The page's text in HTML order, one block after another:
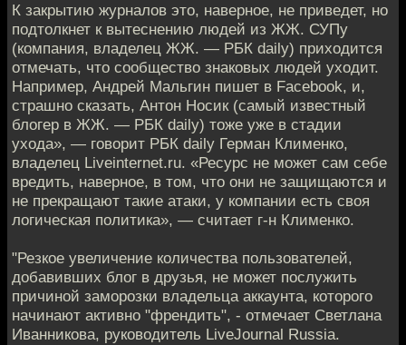
К закрытию журналов это, наверное, не приведет, но
подтолкнет к вытеснению людей из ЖЖ. СУПу
(компания, владелец ЖЖ. — РБК daily) приходится
отмечать, что сообщество знаковых людей уходит.
Например, Андрей Мальгин пишет в Facebook, и,
страшно сказать, Антон Носик (самый известный
блогер в ЖЖ. — РБК daily) тоже уже в стадии
ухода», — говорит РБК daily Герман Клименко,
владелец Liveinternet.ru. «Ресурс не может сам себе
вредить, наверное, в том, что они не защищаются и
не прекращают такие атаки, у компании есть своя
логическая политика», — считает г-н Клименко.
"Резкое увеличение количества пользователей,
добавивших блог в друзья, не может послужить
причиной заморозки владельца аккаунта, которого
начинают активно "френдить", - отмечает Светлана
Иванникова, руководитель LiveJournal Russia.